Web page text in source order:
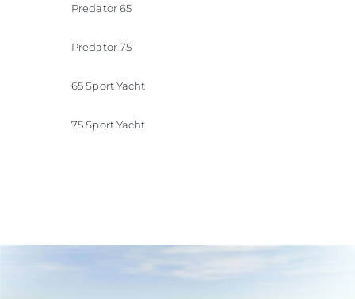
Predator 65
Predator 75
65 Sport Yacht
75 Sport Yacht